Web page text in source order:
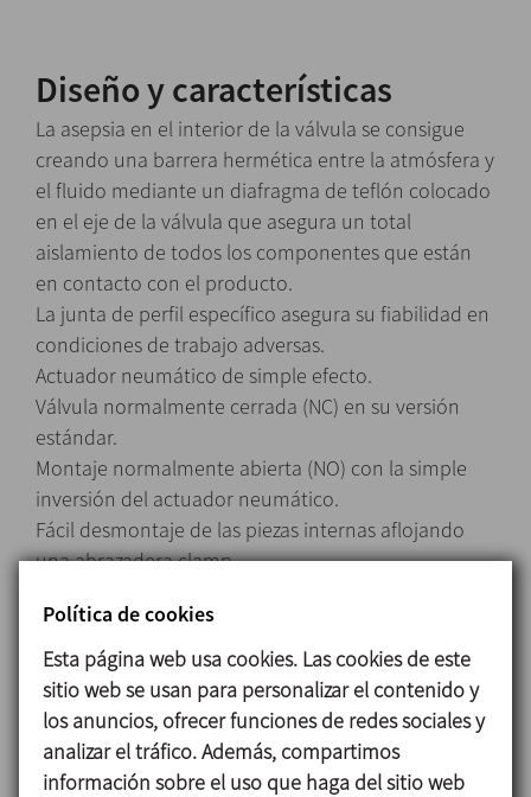
Diseño y características
La asepsia en el interior de la válvula se consigue
creando una barrera hermética entre la atmósfera y
el fluido mediante un diafragma de teflón colocado
en el eje de la válvula que asegura un total
aislamiento de todos los componentes que están
en contacto con el producto.
La junta de perfil específico asegura su fiabilidad en
condiciones de trabajo adversas.
Actuador neumático de simple efecto.
Válvula normalmente cerrada (NC) en su versión
estándar.
Montaje normalmente abierta (NO) con la simple
inversión del actuador neumático.
Fácil desmontaje de las piezas internas aflojando
una abrazadera clamp.
obturación del eje.
Materiales
Piezas en contacto con el producto 1.4404 (AISI
Política de cookies
Esta página web usa cookies. Las cookies de este
sitio web se usan para personalizar el contenido y
los anuncios, ofrecer funciones de redes sociales y
analizar el tráfico. Además, compartimos
información sobre el uso que haga del sitio web